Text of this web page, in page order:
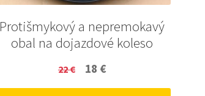
Protišmykový a nepremokavý
obal na dojazdové koleso
22€
Original
price
18 €Current
price